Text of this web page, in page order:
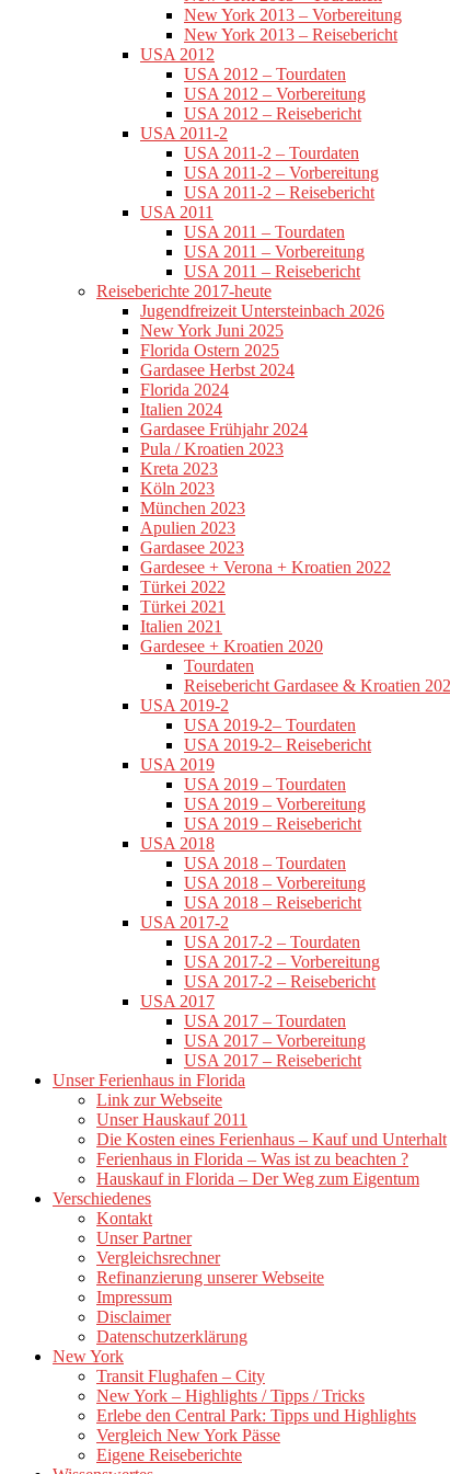
New York 2013 – Vorbereitung
New York 2013 – Reisebericht
USA 2012
USA 2012 – Tourdaten
USA 2012 – Vorbereitung
USA 2012 – Reisebericht
USA 2011-2
USA 2011-2 – Tourdaten
USA 2011-2 – Vorbereitung
USA 2011-2 – Reisebericht
USA 2011
USA 2011 – Tourdaten
USA 2011 – Vorbereitung
USA 2011 – Reisebericht
Reiseberichte 2017-heute
Jugendfreizeit Untersteinbach 2026
New York Juni 2025
Florida Ostern 2025
Gardasee Herbst 2024
Florida 2024
Italien 2024
Gardasee Frühjahr 2024
Pula / Kroatien 2023
Kreta 2023
Köln 2023
München 2023
Apulien 2023
Gardasee 2023
Gardesee + Verona + Kroatien 2022
Türkei 2022
Türkei 2021
Italien 2021
Gardesee + Kroatien 2020
Tourdaten
Reisebericht Gardasee & Kroatien
USA 2019-2
USA 2019-2– Tourdaten
USA 2019-2– Reisebericht
USA 2019
USA 2019 – Tourdaten
USA 2019 – Vorbereitung
USA 2019 – Reisebericht
USA 2018
USA 2018 – Tourdaten
USA 2018 – Vorbereitung
USA 2018 – Reisebericht
USA 2017-2
USA 2017-2 – Tourdaten
USA 2017-2 – Vorbereitung
USA 2017-2 – Reisebericht
USA 2017
USA 2017 – Tourdaten
USA 2017 – Vorbereitung
USA 2017 – Reisebericht
Unser Ferienhaus in Florida
Link zur Webseite
Unser Hauskauf 2011
Die Kosten eines Ferienhaus – Kauf und Unterhalt
Ferienhaus in Florida – Was ist zu beachten ?
Hauskauf in Florida – Der Weg zum Eigentum
Verschiedenes
Kontakt
Unser Partner
Vergleichsrechner
Refinanzierung unserer Webseite
Impressum
Disclaimer
Datenschutzerklärung
New York
Transit Flughafen – City
New York – Highlights / Tipps / Tricks
Erlebe den Central Park: Tipps und Highlights
Vergleich New York Pässe
Eigene Reiseberichte